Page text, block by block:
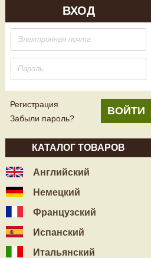
ВХОД
Регистрация
Забыли пароль?
КАТАЛОГ ТОВАРОВ
Английский
Немецкий
Французский
Испанский
Итальянский